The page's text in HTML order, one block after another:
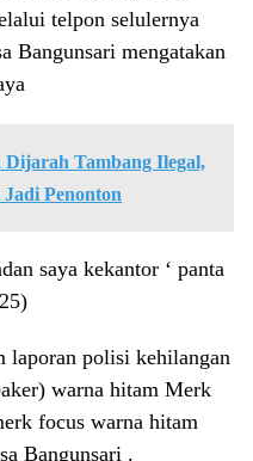
telpon selulernya
Bangunsari mengatakan
Dijarah Tambang Ilegal,
Penonton
saya kekantor ‘ panta
laporan polisi kehilangan
warna hitam Merk
focus warna hitam
Bangunsari .